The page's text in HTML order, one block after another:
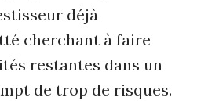
déjà
cherchant à faire
restantes dans un
de trop de risques.